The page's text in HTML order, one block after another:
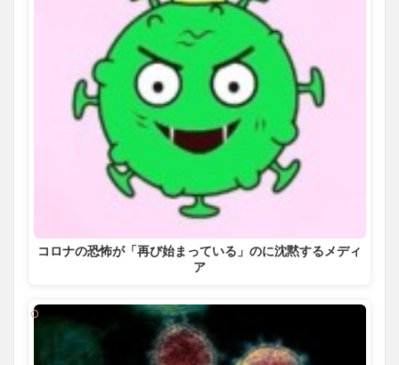
コロナの恐怖が「再び始まっている」のに沈黙するメディ
ア